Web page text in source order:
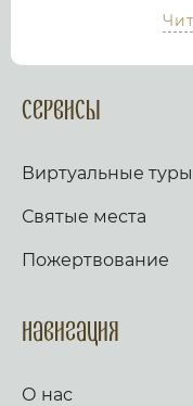
мы дадим людям
храм или
помощь в
упокой в
вопросом.
Благодатным
товаров,
Сервисы
Виртуальные туры
Святые места
Пожертвование
Навигация
О нас